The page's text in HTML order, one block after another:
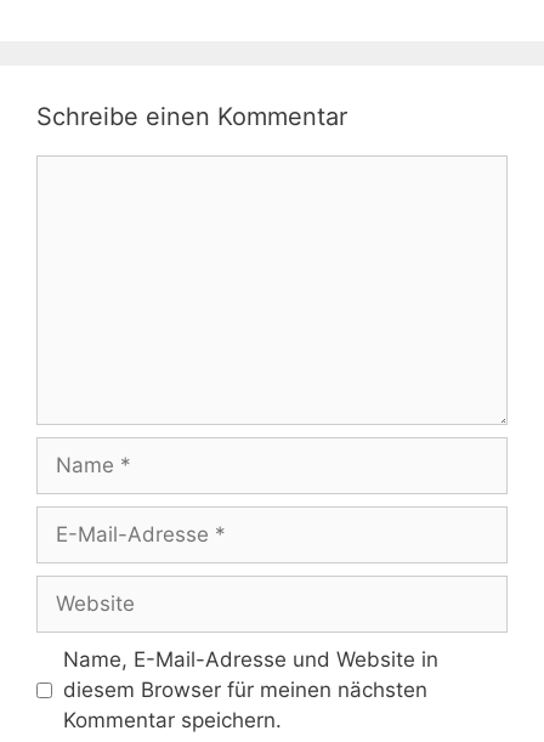
Schreibe einen Kommentar
Mail-
Adresse
Name, E-Mail-Adresse und Website in
diesem Browser für meinen nächsten
Kommentar speichern.